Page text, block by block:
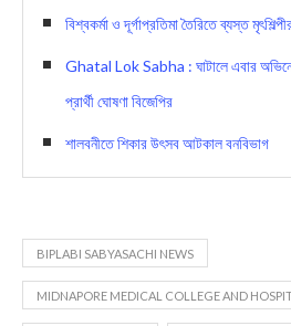
বিশ্বকর্মা ও দূর্গ‍াপ্রতিমা তৈরিতে ব্যস্ত
Ghatal Lok Sabha : ঘাটালে এবার
প্রার্থী ঘোষণা বিজেপির
শালবনীতে শিকার উৎসব আটকাল বনবিভাগ
BIPLABI SABYASACHI NEWS
MIDNAPORE MEDICAL COLLEGE AND